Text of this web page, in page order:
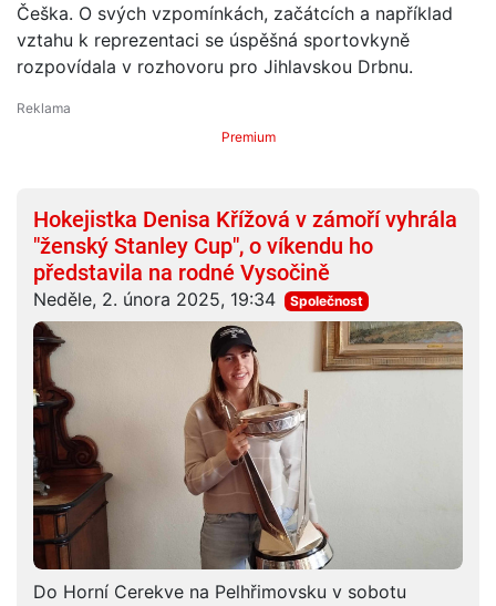
Češka. O svých vzpomínkách, začátcích a například
vztahu k reprezentaci se úspěšná sportovkyně
rozpovídala v rozhovoru pro Jihlavskou Drbnu.
Premium
Hokejistka Denisa Křížová v zámoří vyhrála
"ženský Stanley Cup", o víkendu ho
představila na rodné Vysočině
Neděle, 2. února 2025, 19:34 Společnost
Do Horní Cerekve na Pelhřimovsku v sobotu